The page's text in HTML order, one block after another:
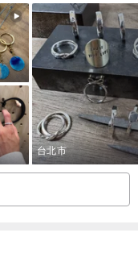
無可取代的心意。以金
台北市